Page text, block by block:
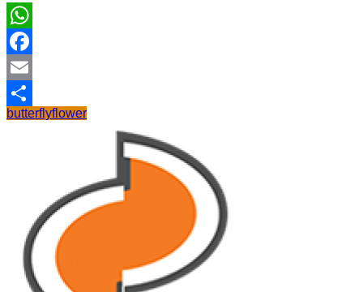
WhatsApp
Facebook
Email
Share
butterflyflower